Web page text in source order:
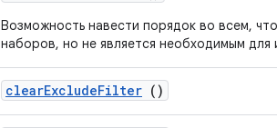
Возможность навести порядок во всем,
наборов, но не является необходимым для
clearExcludeFilter ()